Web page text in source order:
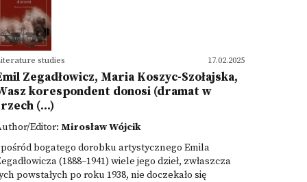
17.02.2025
studies
Zegadłowicz, Maria Koszyc-Szołajska,
korespondent donosi (dramat w
(...)
Editor: Mirosław Wójcik
bogatego dorobku artystycznego Emila
(1888–1941) wiele jego dzieł, zwłaszcza
powstałych po roku 1938, nie doczekało się